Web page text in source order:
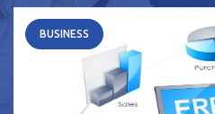
BUSINESS